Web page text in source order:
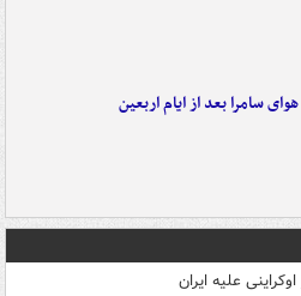
سامرا بعد از ایام اربعین
علیه ایران